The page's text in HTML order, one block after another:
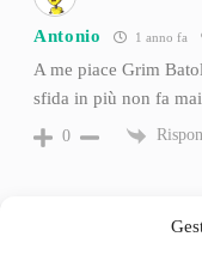
Antonio 1 anno fa
A me piace Grim
sfida in più non fa
0